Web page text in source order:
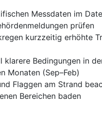
Messdaten im
prüfen
kurzzeitig erhöhte
klarere Bedingungen in
Monaten (Sep–Feb)
Flaggen am Strand
Bereichen baden